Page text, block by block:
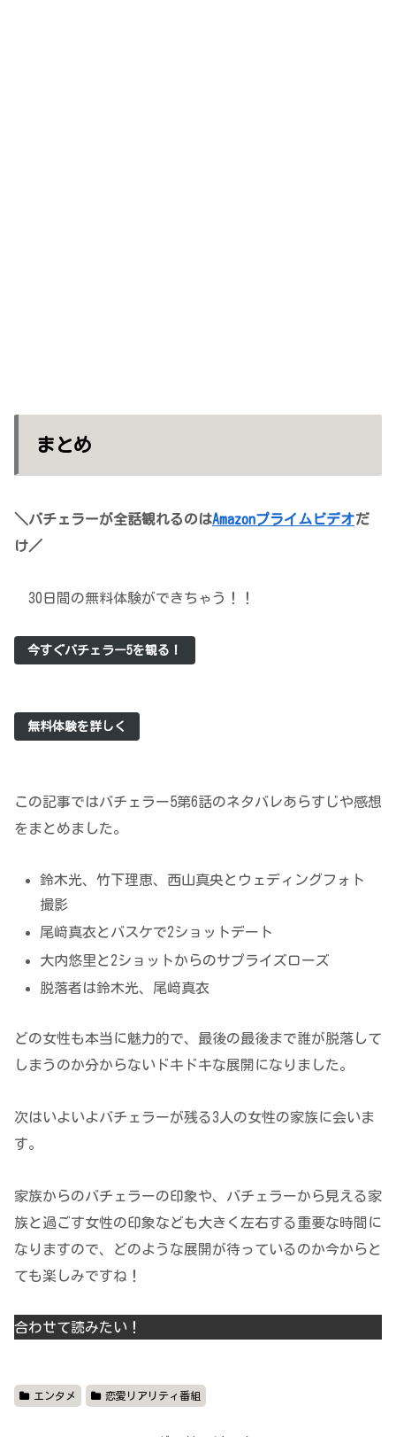
まとめ
＼バチェラーが全話観れるのはAmazonプライムビデオだ
け／
30日間の無料体験ができちゃう！！
今すぐバチェラー5を観る！
無料体験を詳しく
この記事ではバチェラー5第6話のネタバレあらすじや感想
をまとめました。
鈴木光、竹下理恵、西山真央とウェディングフォト
撮影
尾﨑真衣とバスケで2ショットデート
大内悠里と2ショットからのサプライズローズ
脱落者は鈴木光、尾﨑真衣
どの女性も本当に魅力的で、最後の最後まで誰が脱落して
しまうのか分からないドキドキな展開になりました。
次はいよいよバチェラーが残る3人の女性の家族に会いま
す。
家族からのバチェラーの印象や、バチェラーから見える家
族と過ごす女性の印象なども大きく左右する重要な時間に
なりますので、どのような展開が待っているのか今からと
ても楽しみですね！
合わせて読みたい！
エンタメ 恋愛リアリティ番組